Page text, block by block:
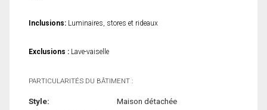
Inclusions: Luminaires, stores et rideaux
Exclusions : Lave-vaiselle
PARTICULARITÉS DU BÂTIMENT :
Style:
Maison détachée